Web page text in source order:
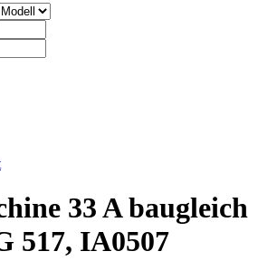
33 A baugleich
517, IA0507